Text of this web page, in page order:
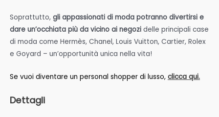
Soprattutto, gli appassionati di moda potranno divertirsi e
dare un’occhiata più da vicino ai negozi delle principali case
di moda come Hermès, Chanel, Louis Vuitton, Cartier, Rolex
e Goyard – un’opportunità unica nella vita!
Se vuoi diventare un personal shopper di lusso, clicca qui.
Dettagli